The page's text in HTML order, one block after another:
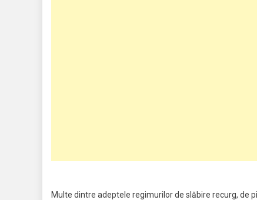
Multe dintre adeptele regimurilor de slăbire recurg, de